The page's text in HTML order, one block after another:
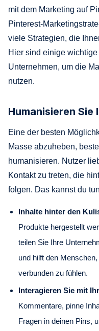
mit dem Marketing auf
Pinterest-
viele Strategien, die
Hier sind einige
Unternehmen, um die
nutzen.
Humanisieren
Eine der besten
Masse abzuheben,
humanisieren. Nutzer
Kontakt zu treten, die
folgen. Das kannst du
Inhalte hinter den
Produkte hergestellt
teilen Sie Ihre
und hilft den
verbunden zu fühlen.
Interagieren Sie mit
Kommentare, pinne
Fragen in deinen Pins,